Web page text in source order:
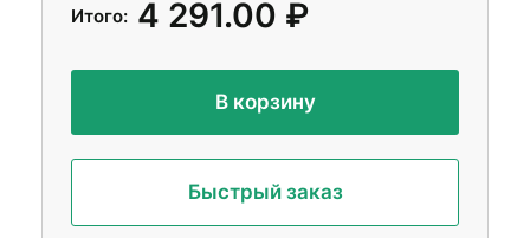
Итого: 4 291.00 ₽
В корзину
Быстрый заказ